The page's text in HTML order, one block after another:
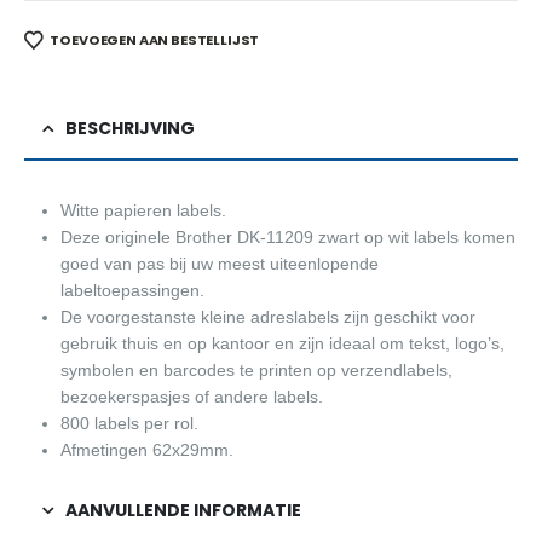
TOEVOEGEN AAN BESTELLIJST
BESCHRIJVING
Witte papieren labels.
Deze originele Brother DK-11209 zwart op wit labels komen
goed van pas bij uw meest uiteenlopende
labeltoepassingen.
De voorgestanste kleine adreslabels zijn geschikt voor
gebruik thuis en op kantoor en zijn ideaal om tekst, logo’s,
symbolen en barcodes te printen op verzendlabels,
bezoekerspasjes of andere labels.
800 labels per rol.
Afmetingen 62x29mm.
AANVULLENDE INFORMATIE